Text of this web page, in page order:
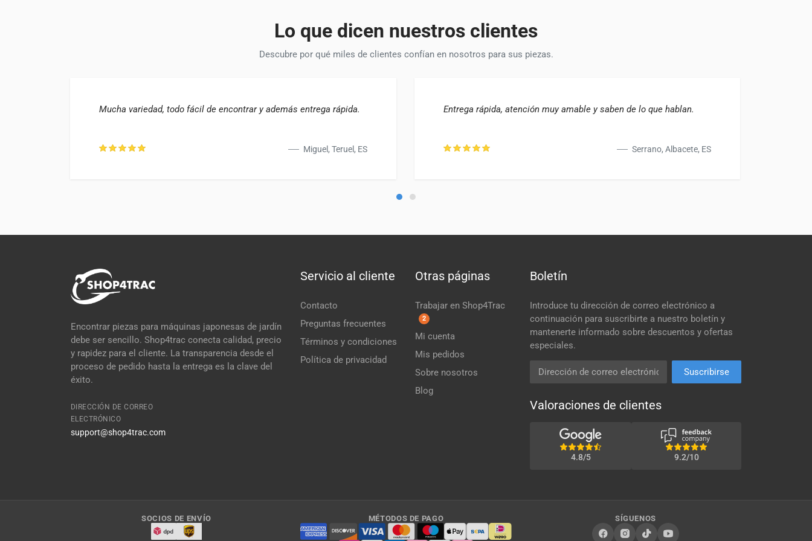
Lo que dicen nuestros clientes
Descubre por qué miles de clientes confían en nosotros para sus piezas.
Mucha variedad, todo fácil de encontrar y además entrega rápida.
Miguel, Teruel, ES
Entrega rápida, atención muy amable y saben de lo que hablan.
Serrano, Albacete, ES
Encontrar piezas para máquinas japonesas de jardín
debe ser sencillo. Shop4trac conecta calidad, precio
y rapidez para el cliente. La transparencia desde el
proceso de pedido hasta la entrega es la clave del
éxito.
DIRECCIÓN DE CORREO
ELECTRÓNICO
support@shop4trac.com
Servicio al cliente
Contacto
Preguntas frecuentes
Términos y condiciones
Política de privacidad
Otras páginas
Trabajar en Shop4Trac
2
Mi cuenta
Mis pedidos
Sobre nosotros
Blog
Boletín
Introduce tu dirección de correo electrónico a
continuación para suscribirte a nuestro boletín y
mantenerte informado sobre descuentos y ofertas
especiales.
Dirección de correo electrónico
Suscribirse
Valoraciones de clientes
4.8/5 9.2/10
SOCIOS DE ENVÍO MÉTODOS DE PAGO SÍGUENOS